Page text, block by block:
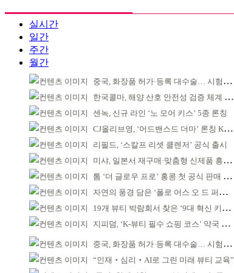
실시간
일간
주간
월간
중국, 화장품 허가·등록 대수술… 시험자료 공용 허용
한국콜마, 해양 산호 안전성 검증 체계 구축
센녹, 신규 라인 ‘노 모어 키스’ 5종 론칭
CJ올리브영, ‘어드밴스드 더마’ 론칭 K더마 육성 박차
리필드, ‘스칼프 리셋 클렌저’ 공식 출시
미샤, 일본서 재구매·맞춤형 신제품 흥행 ‘쌍끌이’
톰 ‘더 글로우 프로’ 홍콩 첫 공식 판매 완판
자연의 풍경 담은 ‘폴로 어스 오 드 퍼퓸’ 4종 출시
19개 뷰티 박람회서 찾은 ‘9대 혁신 키워드’
지피덤, ‘K-뷰티 필수 쇼핑 코스’ 약국 공략
중국, 화장품 허가·등록 대수술… 시험자료 공용 허용
“인재‧심리‧AI로 그린 미래 뷰티 교육”